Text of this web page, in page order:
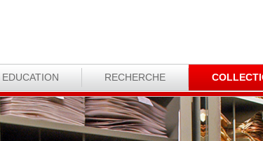
EDUCATION RECHERCHE